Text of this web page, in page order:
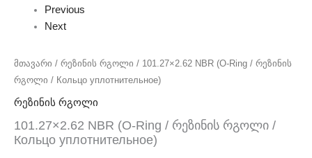
Previous
Next
მთავარი / რეზინის რგოლი / 101.27×2.62 NBR (O-Ring / რეზინის
რგოლი / Кольцо уплотнительное)
რეზინის რგოლი
101.27×2.62 NBR (O-Ring / რეზინის რგოლი /
Кольцо уплотнительное)